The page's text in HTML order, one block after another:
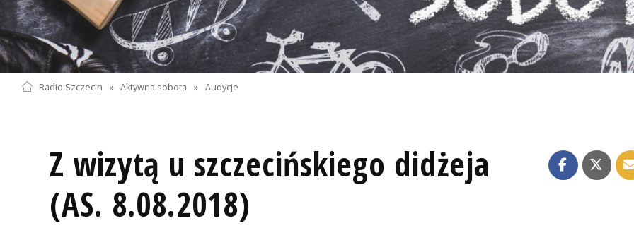
Radio Szczecin » Aktywna sobota » Audycje
Z wizytą u szczecińskiego didżeja
(AS. 8.08.2018)